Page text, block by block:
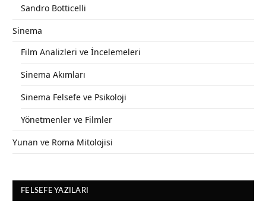
Sandro Botticelli
Sinema
Film Analizleri ve İncelemeleri
Sinema Akımları
Sinema Felsefe ve Psikoloji
Yönetmenler ve Filmler
Yunan ve Roma Mitolojisi
FELSEFE YAZILARI